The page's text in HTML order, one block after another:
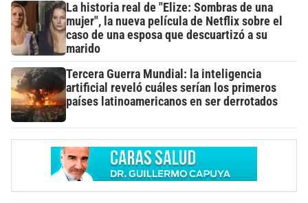
La historia real de "Elize: Sombras de una
mujer", la nueva película de Netflix sobre el
caso de una esposa que descuartizó a su
marido
Tercera Guerra Mundial: la inteligencia
artificial reveló cuáles serían los primeros
países latinoamericanos en ser derrotados